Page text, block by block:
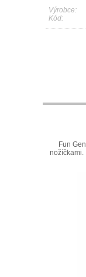
Výrobce:
Kód:
Fun
nožíčkami.